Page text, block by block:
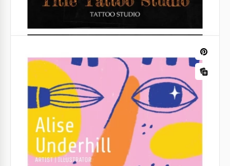
Google Slides
Cartão de visita para evento VIP
Exclusividade encontra inovação em nosso Modelo
de Cartão de Visita VIP.
Google Docs